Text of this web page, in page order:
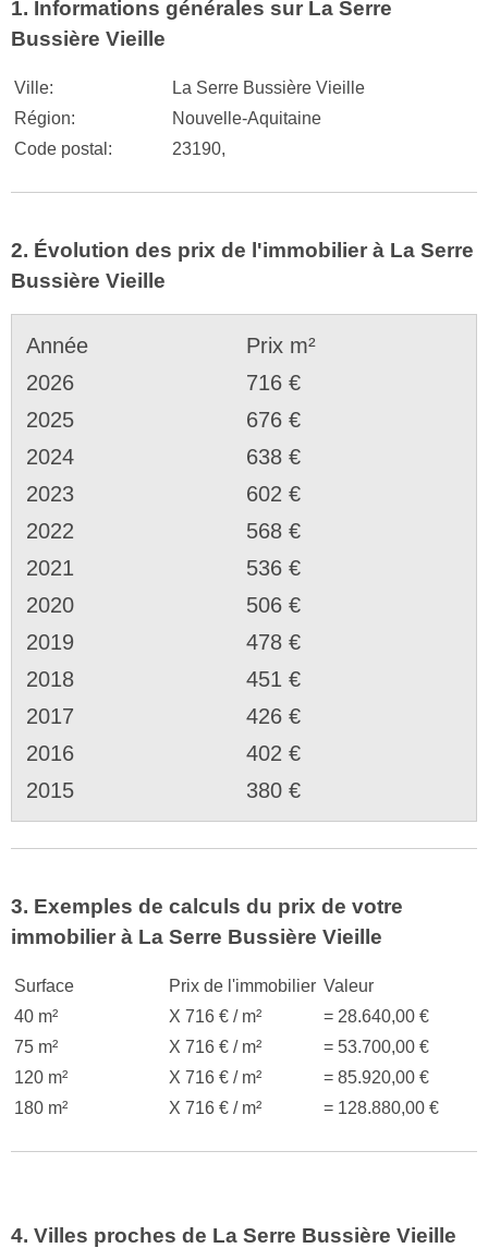
1. Informations générales sur La Serre
Bussière Vieille
Ville:
La Serre Bussière Vieille
Région:
Nouvelle-Aquitaine
Code postal:
23190,
2. Évolution des prix de l'immobilier à La Serre
Bussière Vieille
Année
Prix m²
2026
716 €
2025
676 €
2024
638 €
2023
602 €
2022
568 €
2021
536 €
2020
506 €
2019
478 €
2018
451 €
2017
426 €
2016
402 €
2015
380 €
3. Exemples de calculs du prix de votre
immobilier à La Serre Bussière Vieille
Surface Prix de l'immobilier Valeur
40 m²
X 716 € / m²
= 28.640,00 €
75 m²
X 716 € / m²
= 53.700,00 €
120 m²
X 716 € / m²
= 85.920,00 €
180 m²
X 716 € / m² = 128.880,00 €
4. Villes proches de La Serre Bussière Vieille